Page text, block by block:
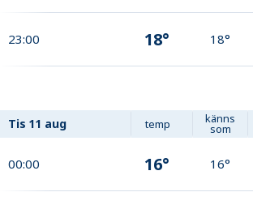
23:00 18° 18°
Tis 11 aug temp känns
som
00:00 16° 16°